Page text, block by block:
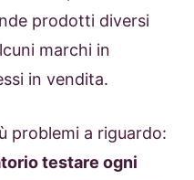
prodotti diversi
marchi in
in vendita.
problemi a riguardo:
testare ogni